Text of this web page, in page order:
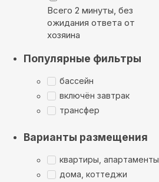
Всего 2 минуты, без
ожидания ответа от
хозяина
Популярные фильтры
бассейн
включён завтрак
трансфер
Варианты размещения
квартиры, апартаменты
дома, коттеджи